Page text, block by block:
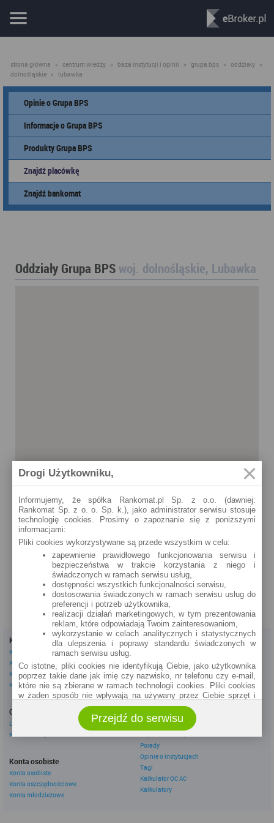
strona główna » centrum wiedzy » baza instytucji i opinii » grupa bps » oddziały »
dolnośląskie » lubawka
Opinie o Grupa BPS
Informacje o Grupa BPS
Produkty Grupa BPS
Znajdź placówkę
Znajdź bankomat
Oddziały Grupa BPS woj. dolnośląskie, Lubawka
Lubawka
zobacz na mapie »
Kredyty
Kredyty gotówkowe
Kredyty hipoteczne
Kredyty konsolidacyjne
Kredyty na samochód
Oszczędzanie
Lokaty
Konta oszczędnościowe
Konta osobiste
Konta osobiste
Konta oszczędnościowe
Konta młodzieżowe
Dla firm
Konta firmowe
Leasingi
Inne
eBroker Ekstra
Artykuły
Porady
Opinie o instytucjach
Tagi
Kalkulator OC AC
Kalkulatory
Drogi Użytkowniku,
Informujemy, że spółka Rankomat.pl Sp. z o.o. (dawniej:
Rankomat Sp. z o. o. Sp. k.), jako administrator serwisu stosuje
technologię cookies. Prosimy o zapoznanie się z poniższymi
informacjami:
Pliki cookies wykorzystywane są przede wszystkim w celu:
zapewnienie prawidłowego funkcjonowania serwisu i
bezpieczeństwa w trakcie korzystania z niego i
świadczonych w ramach serwisu usług,
dostępności wszystkich funkcjonalności serwisu,
dostosowania świadczonych w ramach serwisu usług do
preferencji i potrzeb użytkownika,
realizacji działań marketingowych, w tym prezentowania
reklam, które odpowiadają Twoim zainteresowaniom,
wykorzystanie w celach analitycznych i statystycznych
dla ulepszenia i poprawy standardu świadczonych w
ramach serwisu usług.
Co istotne, pliki cookies nie identyfikują Ciebie, jako użytkownika
poprzez takie dane jak imię czy nazwisko, nr telefonu czy e-mail,
które nie są zbierane w ramach technologii cookies. Pliki cookies
w żaden sposób nie wpływają na używany przez Ciebie sprzęt i
Zakres wykorzystywania plików cookies możliwy jest do
określenia w ustawieniach przeglądarki każdego użytkownika. Bez
wprowadzenia zmian ustawień, informacje w plikach cookies mogą
być zapisywane w pamięci Twojego urządzenia.
Administratorem danych pozyskiwanych w technologii cookies jest
spółka Rankomat.pl Sp. z o.o. (dawniej: Rankomat Sp. z o. o. Sp.
k.) z siedzibą w Warszawie, ul. Wolska 88, 01 - 141 Warszawa.
Możesz jako użytkownik w każdym czasie skontaktować się z
administratorem pod adresem bok@ebroker.pl, jak również wyrazić
Przejdź do serwisu